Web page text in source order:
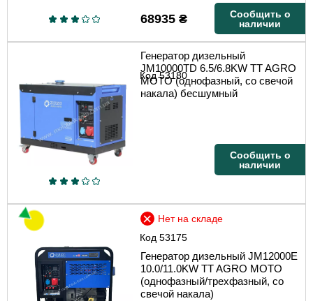
68935₴
Сообщить о
наличии
Код53180
Генератор дизельный
JM10000TD 6.5/6.8KW TT AGRO
MOTO (однофазный, со свечой
накала) бесшумный
Сообщить о
наличии
Код53175
Нет на складе
Генератор дизельный JM12000E
10.0/11.0KW TT AGRO MOTO
(однофазный/трехфазный, со
свечой накала)